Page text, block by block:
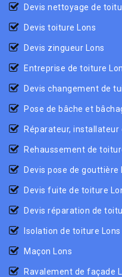
Devis nettoyage de
Devis toiture Lons
Devis zingueur Lons
Entreprise de toiture
Devis changement de
Pose de bâche et
Réparateur, installateur
Rehaussement de
Devis pose de gouttière
Devis fuite de toiture
Devis réparation de
Isolation de toiture Lons
Maçon Lons
Ravalement de façade